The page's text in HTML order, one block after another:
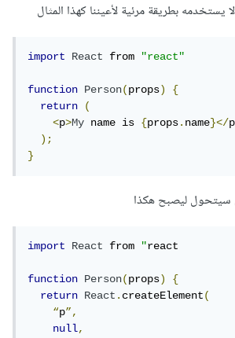
يستخدمه بطريقة مرئية لأعيننا كهذا المثال
import React from "react"
function Person(props)
{
return
(
<p>My name is {props.name}</
);
}
سيتحول ليصبح هكذا
import React from "react
function Person(props)
{
return
React.createElement(
“p”,
null,